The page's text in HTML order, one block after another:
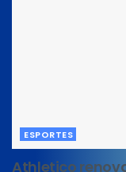
ESPORTES
Athletico